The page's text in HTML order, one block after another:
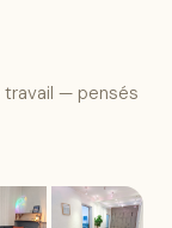
travail — pensés